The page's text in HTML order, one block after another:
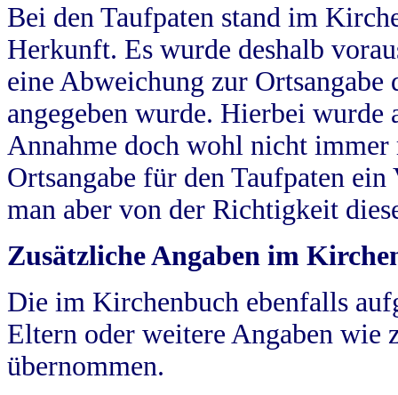
Bei den Taufpaten stand im
Herkunft. Es wurde deshalb
eine Abweichung zur
angegeben wurde. Hierbei wurde
Annahme doch wohl nicht
Ortsangabe für den Taufpaten
man aber von der Richtigkeit
Zusätzliche Angaben im
Die im Kirchenbuch ebenfalls
Eltern oder weitere Angaben wie
übernommen.